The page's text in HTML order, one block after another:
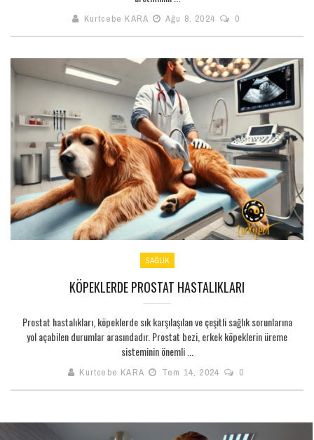
Kurtcebe KARA Ağu 8, 2024 0
SAĞLIK
KÖPEKLERDE PROSTAT HASTALIKLARI
Prostat hastalıkları, köpeklerde sık karşılaşılan ve çeşitli sağlık sorunlarına
yol açabilen durumlar arasındadır. Prostat bezi, erkek köpeklerin üreme
sisteminin önemli ...
Kurtcebe KARA Tem 14, 2024 0